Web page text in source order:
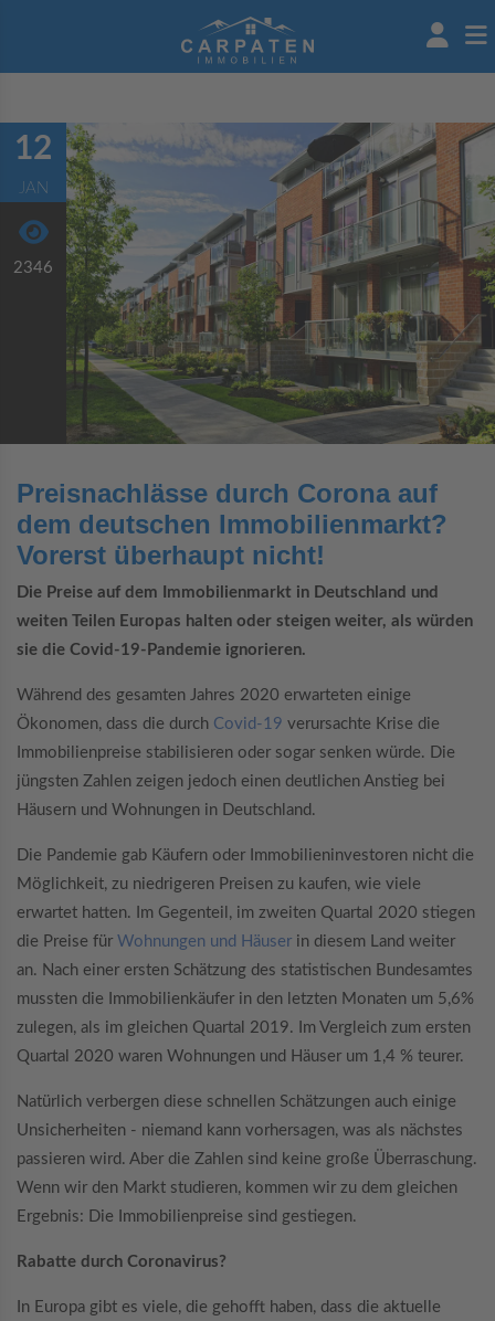
12
JAN
2346
Preisnachlässe durch Corona auf
dem deutschen Immobilienmarkt?
Vorerst überhaupt nicht!
Die Preise auf dem Immobilienmarkt in Deutschland und
weiten Teilen Europas halten oder steigen weiter, als würden
sie die Covid-19-Pandemie ignorieren.
Während des gesamten Jahres 2020 erwarteten einige
Ökonomen, dass die durch Covid-19 verursachte Krise die
Immobilienpreise stabilisieren oder sogar senken würde. Die
jüngsten Zahlen zeigen jedoch einen deutlichen Anstieg bei
Häusern und Wohnungen in Deutschland.
Die Pandemie gab Käufern oder Immobilieninvestoren nicht die
Möglichkeit, zu niedrigeren Preisen zu kaufen, wie viele
erwartet hatten. Im Gegenteil, im zweiten Quartal 2020 stiegen
die Preise für Wohnungen und Häuser in diesem Land weiter
an. Nach einer ersten Schätzung des statistischen Bundesamtes
mussten die Immobilienkäufer in den letzten Monaten um 5,6%
zulegen, als im gleichen Quartal 2019. Im Vergleich zum ersten
Quartal 2020 waren Wohnungen und Häuser um 1,4 % teurer.
Natürlich verbergen diese schnellen Schätzungen auch einige
Unsicherheiten - niemand kann vorhersagen, was als nächstes
passieren wird. Aber die Zahlen sind keine große Überraschung.
Wenn wir den Markt studieren, kommen wir zu dem gleichen
Ergebnis: Die Immobilienpreise sind gestiegen.
Rabatte durch Coronavirus?
In Europa gibt es viele, die gehofft haben, dass die aktuelle